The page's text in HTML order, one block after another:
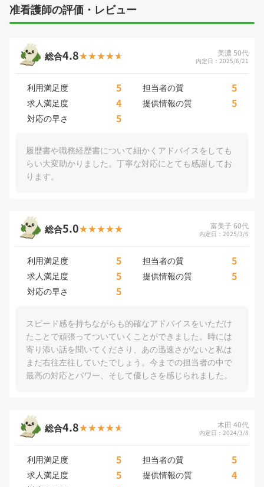
准看護師の評価・レビュー
総合4.8 美濃 50代
内定日：2025/6/21
利用満足度 5 担当者の質 5
求人満足度 4 提供情報の質 5
対応の早さ 5
履歴書や職務経歴書について細かくアドバイスをしても
らい大変助かりました。丁寧な対応にとても感謝してお
ります。
総合5.0 富美子 60代
内定日：2025/3/6
利用満足度 5 担当者の質 5
求人満足度 5 提供情報の質 5
対応の早さ 5
スピード感を持ちながらも的確なアドバイスをいただけ
たことで頑張ってついていくことができました。時には
寄り添い話を聞いてくださり、あの迅速さがないと私は
まだ右往左往していたでしょう。今までの担当者の中で
最高の対応とパワー、そして優しさを感じられました。
総合4.8 木田 40代
内定日：2024/3/8
利用満足度 5 担当者の質 5
求人満足度 5 提供情報の質 4